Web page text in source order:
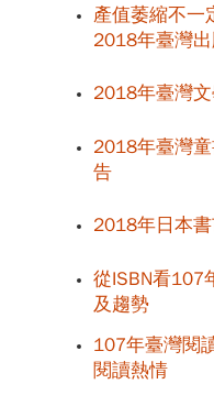
產值萎縮不一
2018年臺灣
2018年臺灣
2018年臺灣
告
2018年日本
從ISBN看107
及趨勢
107年臺灣閱
閱讀熱情